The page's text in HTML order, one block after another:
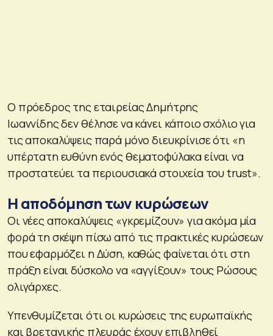
Ο πρόεδρος της εταιρείας Δημήτρης
Ιωαννίδης δεν θέλησε να κάνει κάποιο σχόλιο για
τις αποκαλύψεις παρά μόνο διευκρίνισε ότι «η
υπέρτατη ευθύνη ενός θεματοφύλακα είναι να
προστατεύει τα περιουσιακά στοιχεία του trust».
Η αποδόμηση των κυρώσεων
Οι νέες αποκαλύψεις «γκρεμίζουν» για ακόμα μία
φορά τη σκέψη πίσω από τις πρακτικές κυρώσεων
που εφαρμόζει η Δύση, καθώς φαίνεται ότι στη
πράξη είναι δύσκολο να «αγγίξουν» τους Ρώσους
ολιγάρχες.
Υπενθυμίζεται ότι οι κυρώσεις της ευρωπαϊκής
και βρετανικής πλευράς έχουν επιβληθεί